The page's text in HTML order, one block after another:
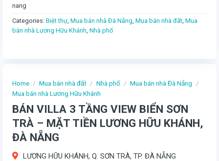
Home / Mua bán nhà đất / Nhà phố / Mua bán nhà Đà Nẵng
/
Mua bán nhà Lương Hữu Khánh
BÁN VILLA 3 TẦNG VIEW BIỂN SƠN
TRÀ – MẶT TIỀN LƯƠNG HỮU KHÁNH,
ĐÀ NẴNG
LƯƠNG HỮU KHÁNH, Q. SƠN TRÀ, TP. ĐÀ NẴNG
nang
Categories: Biệt thự, Mua bán nhà Đà Nẵng, Mua bán nhà đất, Mua
bán nhà Lương Hữu Khánh, Nhà phố